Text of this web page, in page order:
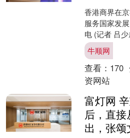
香港商界在
服务国家发
电 (记者 吕
局及中国香港
发展 ....
牛顺网
查看： 170
资网站
富灯网
后，直
出，张颂